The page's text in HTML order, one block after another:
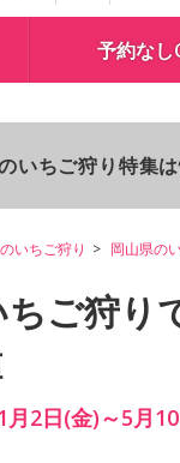
予約なし
いちご狩り特集
いちご狩り 岡山県の
ご狩り
2日(金)～5月